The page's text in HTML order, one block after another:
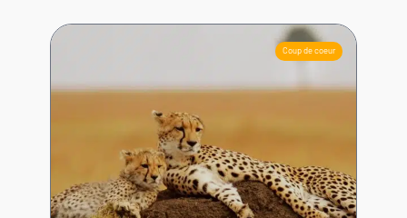
Coup de coeur